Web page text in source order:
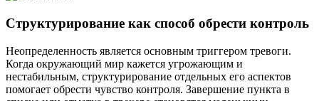
Структурирование как способ обрести контроль
Неопределенность является основным триггером тревоги.
Когда окружающий мир кажется угрожающим и
нестабильным, структурирование отдельных его аспектов
помогает обрести чувство контроля. Завершение пункта в